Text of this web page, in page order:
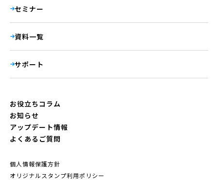
セミナー
資料一覧
サポート
お役立ちコラム
お知らせ
アップデート情報
よくあるご質問
個人情報保護方針
オリジナルスタンプ利用ポリシー